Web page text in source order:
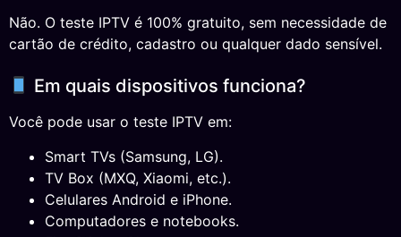
Não. O teste IPTV é 100% gratuito, sem necessidade de
cartão de crédito, cadastro ou qualquer dado sensível.
Em quais dispositivos funciona?
Você pode usar o teste IPTV em:
Smart TVs (Samsung, LG).
TV Box (MXQ, Xiaomi, etc.).
Celulares Android e iPhone.
Computadores e notebooks.